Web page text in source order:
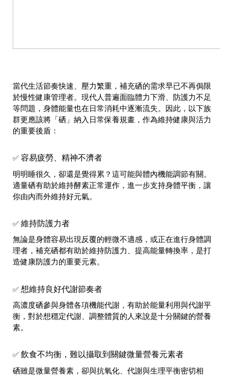
當代生活節奏快速、壓力繁重，補充硒的需求早已不再侷限
於慢性健康管理者。現代人普遍面臨體力下滑、防護力不足
等問題，身體能量也在日常消耗中逐漸流失。因此，以下族
群更應該將「硒」納入日常保養規畫，作為維持健康與活力
的重要後盾：
✅ 容易疲勞、精神不濟者
明明睡很久，卻還是覺得累？這可能與體內機能調節有關。
適量硒有助於維持酵素正常運作，進一步支持身體平衡，讓
你由內而外維持好元氣。
✅ 維持防護力者
無論是身體容易出現反覆的輕微不適感，或正在進行身體調
理者，補充硒都有助於維持防護力、提高能量轉換率，是打
造健康防護力的重要元素。
✅ 想維持良好代謝節奏者
高濃度硒參與身體各項機能代謝，有助於能量利用與代謝平
衡，對於想穩定代謝、調整體質的人來說是十分關鍵的營養
素。
✅ 飲食不均衡，難以攝取到關鍵微量營養元素者
硒雖是微量營養素，卻與抗氧化、代謝與生理平衡密切相